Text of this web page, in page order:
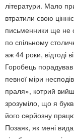
літератури. Мало
втратили свою
письменники ще не
по спільному
аж 44 роки, відтоді
Горобець
певної міри
праля», котрий
зрозуміло, що я
його серйозну
Позаяк, як мені